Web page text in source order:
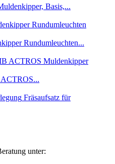
Basis,...
Rundumleuchten...
Fräsaufsatz für
unter: